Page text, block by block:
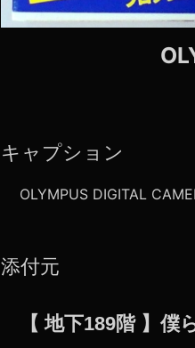
キャプション
OLYMPUS DIGITAL
添付元
【 地下189階 】僕